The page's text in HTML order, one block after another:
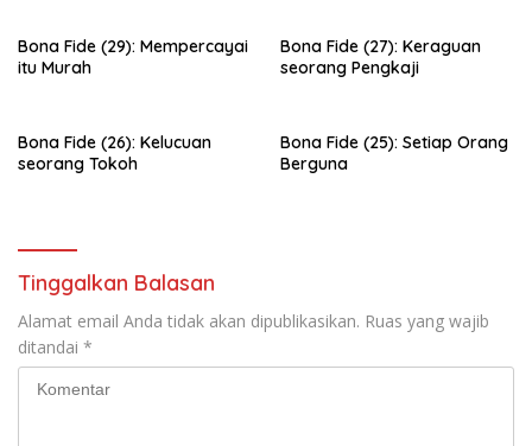
Bona Fide (29): Mempercayai
itu Murah
Bona Fide (27): Keraguan
seorang Pengkaji
Bona Fide (26): Kelucuan
seorang Tokoh
Bona Fide (25): Setiap Orang
Berguna
Tinggalkan Balasan
Alamat email Anda tidak akan dipublikasikan. Ruas yang wajib
ditandai *